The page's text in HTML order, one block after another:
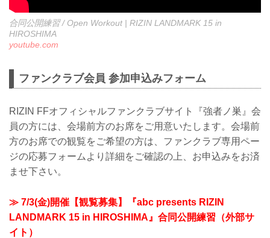
合同公開練習 / Open Workout | RIZIN LANDMARK 15 in
HIROSHIMA
youtube.com
ファンクラブ会員 参加申込みフォーム
RIZIN FFオフィシャルファンクラブサイト『強者ノ巣』会
員の方には、会場前方のお席をご用意いたします。会場前
方のお席での観覧をご希望の方は、ファンクラブ専用ペー
ジの応募フォームより詳細をご確認の上、お申込みをお済
ませ下さい。
≫ 7/3(金)開催【観覧募集】『abc presents RIZIN
LANDMARK 15 in HIROSHIMA』合同公開練習（外部サ
イト）